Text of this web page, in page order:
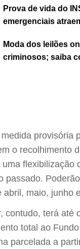
Prova de vida do
emergenciais
Moda dos leilões
criminosos; saiba
provisória
o recolhimento
flexibilização
passado.
abril, maio, junho
contudo, terá até
total ao
parcelada a